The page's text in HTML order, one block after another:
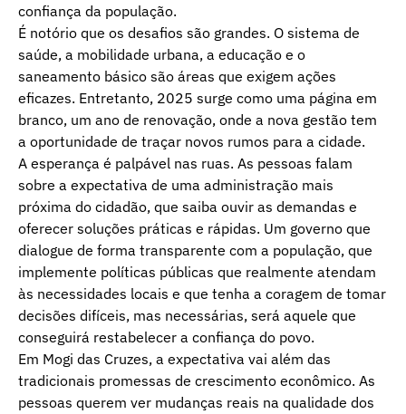
confiança da população.
É notório que os desafios são grandes. O sistema de
saúde, a mobilidade urbana, a educação e o
saneamento básico são áreas que exigem ações
eficazes. Entretanto, 2025 surge como uma página em
branco, um ano de renovação, onde a nova gestão tem
a oportunidade de traçar novos rumos para a cidade.
A esperança é palpável nas ruas. As pessoas falam
sobre a expectativa de uma administração mais
próxima do cidadão, que saiba ouvir as demandas e
oferecer soluções práticas e rápidas. Um governo que
dialogue de forma transparente com a população, que
implemente políticas públicas que realmente atendam
às necessidades locais e que tenha a coragem de tomar
decisões difíceis, mas necessárias, será aquele que
conseguirá restabelecer a confiança do povo.
Em Mogi das Cruzes, a expectativa vai além das
tradicionais promessas de crescimento econômico. As
pessoas querem ver mudanças reais na qualidade dos